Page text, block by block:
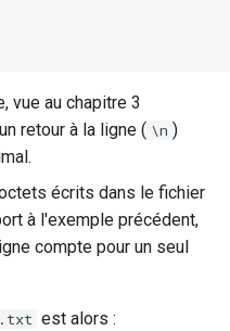
vue au chapitre 3
retour à la ligne ( \n )
écrits dans le fichier
à l'exemple précédent,
compte pour un seul
est alors :